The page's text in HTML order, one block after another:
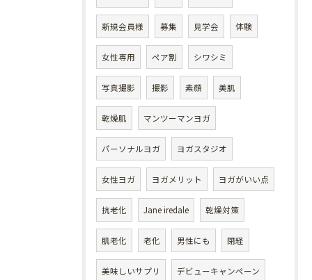
新規会員様 募集 見学会 体験
女性専用 ペア割 シワシミ
写真撮影 撮影 素顔 美肌
乾燥肌 マンツーマンヨガ
パーソナルヨガ ヨガスタジオ
女性ヨガ ヨガメリット ヨガがいい点
抗老化 Jane iredale 乾燥対策
肌老化 老化 男性にも 閉経
美味しいサプリ デビューキャンペーン